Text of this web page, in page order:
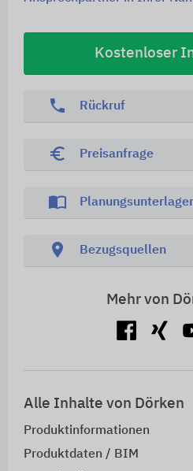
Kostenloser
phone Rückruf
euro_symbol Preisanfrage
import_contacts
location_on Bezugsquellen
Mehr von
Alle Inhalte von Dörken
Produktinformationen
Produktdaten / BIM